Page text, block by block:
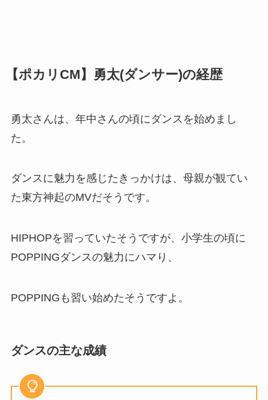
【ポカリCM】勇太(ダンサー)の経歴
勇太さんは、年中さんの頃にダンスを始めまし
た。
ダンスに魅力を感じたきっかけは、母親が観てい
た東方神起のMVだそうです。
HIPHOPを習っていたそうですが、小学生の頃に
POPPINGダンスの魅力にハマり、
POPPINGも習い始めたそうですよ。
ダンスの主な成績